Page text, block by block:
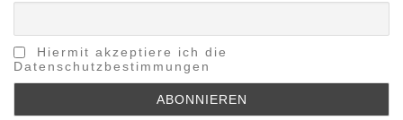
Hiermit akzeptiere ich die
Datenschutzbestimmungen